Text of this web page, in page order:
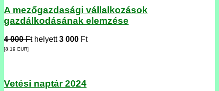
A mezőgazdasági vállalkozások
gazdálkodásának elemzése
4 000 Fthelyett3 000 Ft
[8.19 EUR]
Vetési naptár 2024